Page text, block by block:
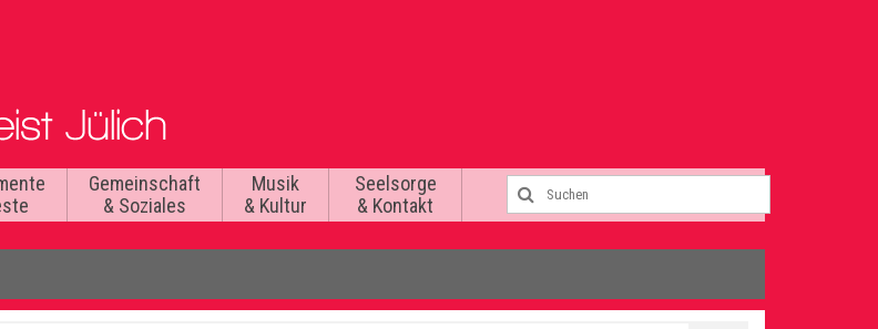
Gemeinschaft
& Soziales
Musik
& Kultur
Seelsorge
& Kontakt